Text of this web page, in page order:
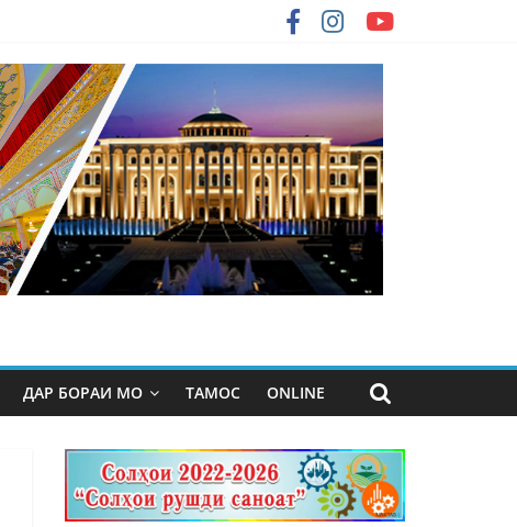
ДАР БОРАИ МО ТАМОС ONLINE